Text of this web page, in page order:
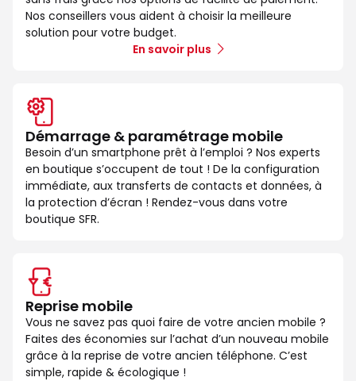
Nos conseillers vous aident à choisir la meilleure
solution pour votre budget.
En savoir plus
Démarrage & paramétrage mobile
Besoin d’un smartphone prêt à l’emploi ? Nos experts
en boutique s’occupent de tout ! De la configuration
immédiate, aux transferts de contacts et données, à
la protection d’écran ! Rendez-vous dans votre
boutique SFR.
Reprise mobile
Vous ne savez pas quoi faire de votre ancien mobile ?
Faites des économies sur l’achat d’un nouveau mobile
grâce à la reprise de votre ancien téléphone. C’est
simple, rapide & écologique !